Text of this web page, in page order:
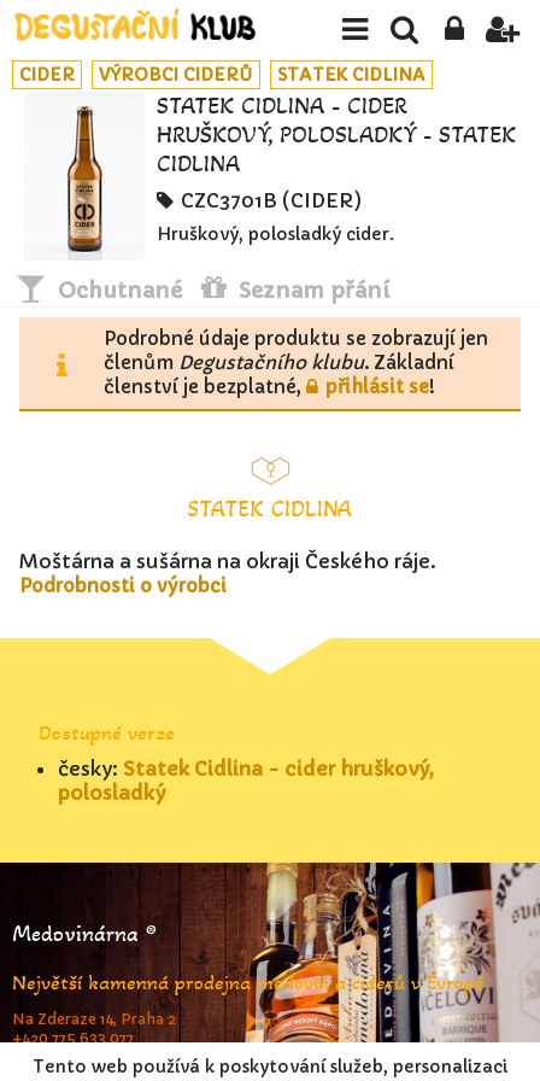
CIDER VÝROBCI CIDERŮ STATEK CIDLINA
STATEK CIDLINA - CIDER
HRUŠKOVÝ, POLOSLADKÝ - STATEK
CIDLINA
CZC3701B (CIDER)
Hruškový, polosladký cider.
Ochutnané Seznam přání
Podrobné údaje produktu se zobrazují jen
členům Degustačního klubu. Základní
členství je bezplatné,
přihlásit se!
STATEK CIDLINA
Moštárna a sušárna na okraji Českého ráje.
Podrobnosti o výrobci
Dostupné verze
česky: Statek Cidlina - cider hruškový,
polosladký
Medovinárna ®
Největší kamenná prodejna medovin a ciderů v Evropě
Na Zderaze 14, Praha 2
+420 775 633 077
www.medovinarna.cz
Tento web používá k poskytování služeb, personalizaci